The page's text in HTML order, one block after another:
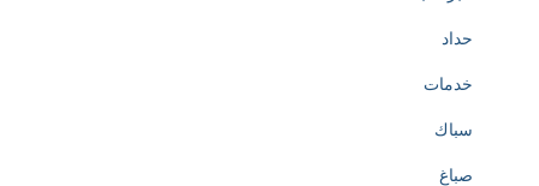
h
e
c
حداد
خدمات
سباك
صباغ